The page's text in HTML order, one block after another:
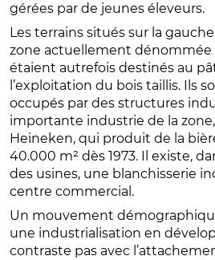
gérées par de jeunes éleveurs.
Les terrains situés sur la
zone actuellement dénommée
étaient autrefois destinés au
l’exploitation du bois taillis. Ils
occupés par des structures
importante industrie de la
Heineken, qui produit de la
40.000 m² dès 1973. Il existe,
des usines, une blanchisserie
centre commercial.
Un mouvement
une industrialisation en
contraste pas avec